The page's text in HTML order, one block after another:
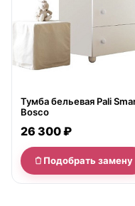
Тумба бельевая Pali
Bosco
26 300 ₽
Подобрать замену